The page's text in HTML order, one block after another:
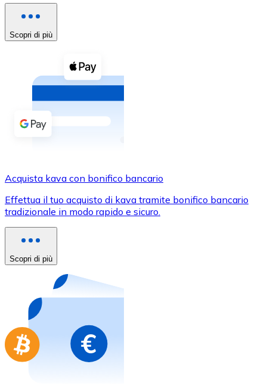
Vedi tutto
Buoni cripto
Acquista criptovalute in contanti e altri mezzi di
Acquista con contanti
Bonifico SEPA
Usa le carte Visa e Mastercard per acquistare
Acquista con carta
Acquista gift card dei tuoi marchi preferiti con
Vai al negozio di carte regalo
Scopri di più
Acquista kava con bonifico bancario
Effettua il tuo acquisto di kava tramite bonifico bancario
tradizionale in modo rapido e sicuro.
Scopri di più